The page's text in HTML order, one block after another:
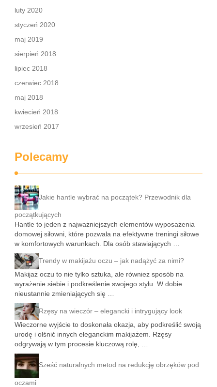
luty 2020
styczeń 2020
maj 2019
sierpień 2018
lipiec 2018
czerwiec 2018
maj 2018
kwiecień 2018
wrzesień 2017
Polecamy
Jakie hantle wybrać na początek? Przewodnik dla
początkujących
Hantle to jeden z najważniejszych elementów wyposażenia
domowej siłowni, które pozwala na efektywne treningi siłowe
w komfortowych warunkach. Dla osób stawiających …
Trendy w makijażu oczu – jak nadążyć za nimi?
Makijaż oczu to nie tylko sztuka, ale również sposób na
wyrażenie siebie i podkreślenie swojego stylu. W dobie
nieustannie zmieniających się …
Rzęsy na wieczór – elegancki i intrygujący look
Wieczorne wyjście to doskonała okazja, aby podkreślić swoją
urodę i olśnić innych eleganckim makijażem. Rzęsy
odgrywają w tym procesie kluczową rolę, …
Sześć naturalnych metod na redukcję obrzęków pod
oczami